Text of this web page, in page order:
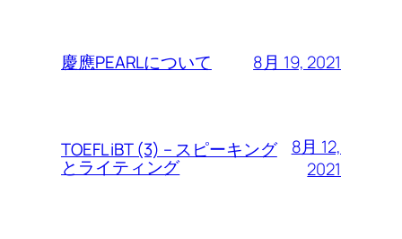
慶應PEARLについて 8月 19, 2021
TOEFL iBT (3) – スピーキング
とライティング
8月 12,
2021